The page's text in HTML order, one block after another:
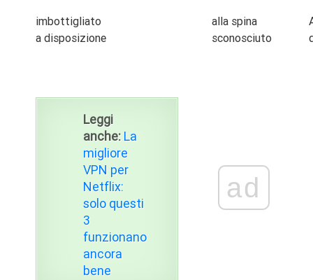
imbottigliato
a disposizione
Leggi
anche: La
migliore
VPN per
Netflix:
solo questi
3
funzionano
ancora
bene
alla spina
sconosciuto
ad